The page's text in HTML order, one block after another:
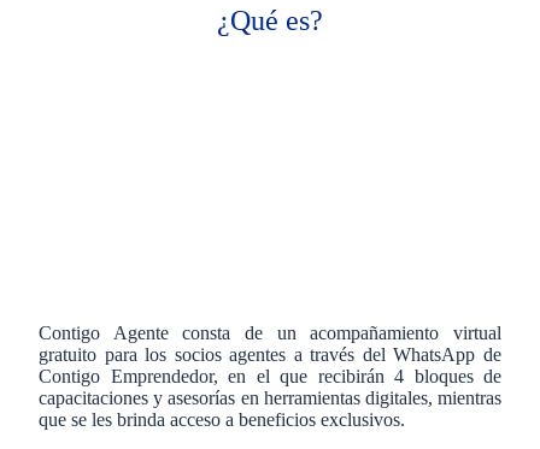
Contigo Agente consta de un acompañamiento virtual
gratuito para los socios agentes a través del WhatsApp de
Contigo Emprendedor, en el que recibirán 4 bloques de
capacitaciones y asesorías en herramientas digitales, mientras
que se les brinda acceso a beneficios exclusivos.
¿Qué es?